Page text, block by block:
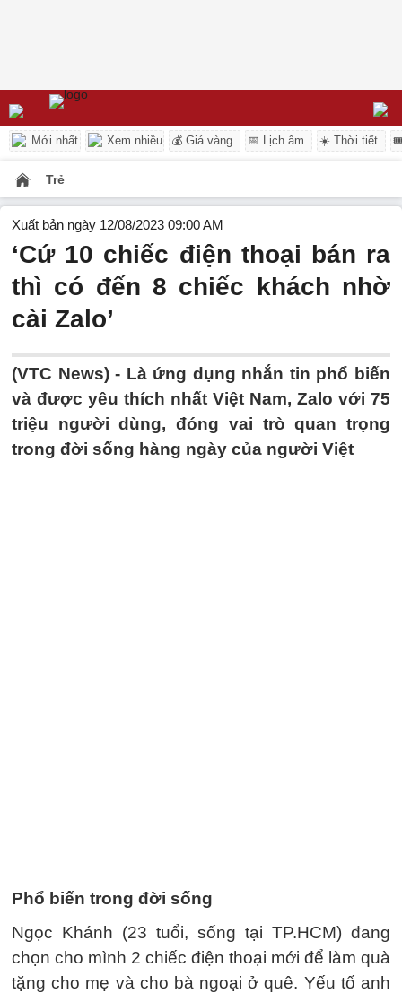
Mới nhất Xem nhiều 💰 Giá vàng 📅 Lịch âm ☀️ Thời tiết
Trẻ
Xuất bản ngày 12/08/2023 09:00 AM
‘Cứ 10 chiếc điện thoại bán ra
thì có đến 8 chiếc khách nhờ
cài Zalo’
(VTC News) - Là ứng dụng nhắn tin phổ biến
và được yêu thích nhất Việt Nam, Zalo với 75
triệu người dùng, đóng vai trò quan trọng
trong đời sống hàng ngày của người Việt
Phổ biến trong đời sống
Ngọc Khánh (23 tuổi, sống tại TP.HCM) đang
chọn cho mình 2 chiếc điện thoại mới để làm quà
tặng cho mẹ và cho bà ngoại ở quê. Yếu tố anh